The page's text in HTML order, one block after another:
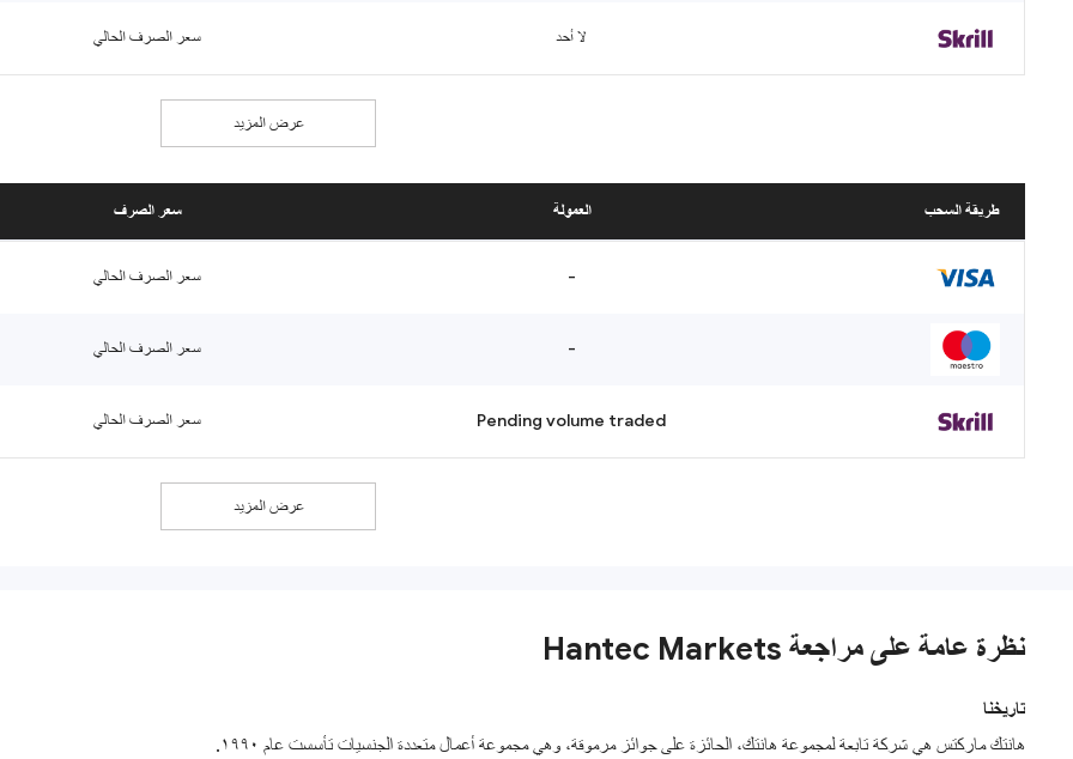
لا أحد سعر الصرف الحالي
عرض المزيد
طريقة السحب العمولة سعر الصرف
- سعر الصرف الحالي
- سعر الصرف الحالي
Pending volume traded سعر الصرف الحالي
عرض المزيد
نظرة عامة على مراجعة Hantec Markets
تاريخنا
هانتك ماركتس هي شركة تابعة لمجموعة هانتك، الحائزة على جوائز مرموقة، وهي مجموعة أعمال متعددة الجنسيات تأسست عام ١٩٩٠.